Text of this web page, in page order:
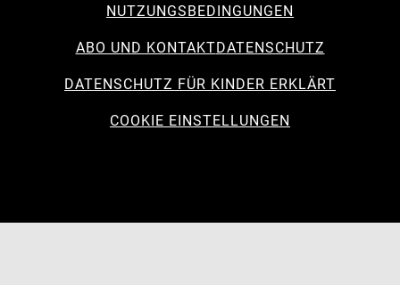
NUTZUNGSBEDINGUNGEN
ABO UND KONTAKTDATENSCHUTZ
DATENSCHUTZ FÜR KINDER ERKLÄRT
COOKIE EINSTELLUNGEN